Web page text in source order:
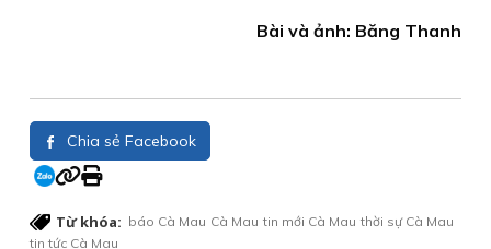
Bài và ảnh: Băng Thanh
Chia sẻ Facebook
Từ khóa: báo Cà Mau Cà Mau tin mới Cà Mau thời sự Cà Mau
tin tức Cà Mau